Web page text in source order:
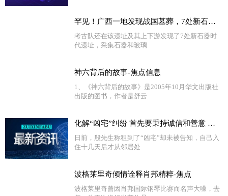
罕见！广西一地发现战国墓葬，7处新石器时代遗址_天天热闻
考古队还在该遗址及其上下游发现了7处新石器时
代遗址，采集石器和玻璃
神六背后的故事-焦点信息
1、《神六背后的故事》是2005年10月华文出版社
出版的图书，作者是舒云
化解“凶宅”纠纷 首先要秉持诚信和善意 全球微速讯
日前，殷先生称租到了“凶宅”却未被告知，自己入
住十几天后才从邻居处
波格莱里奇倾情诠释肖邦精粹-焦点
波格莱里奇曾因肖邦国际钢琴比赛而名声大噪，去